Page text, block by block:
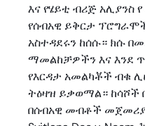
እና የሄይቲ ብሪጅ አሊያንስ
የሰብአዊ ይቅርታ
አስተዳደሩን ከሰሱ። ክሱ
ማመልከቻዎችን እና እንደ
የእርዳታ አመልካቾች ብቁ
ትዕዛዝ ይቃወማል። ከሳሾች
በሰብአዊ መብቶች